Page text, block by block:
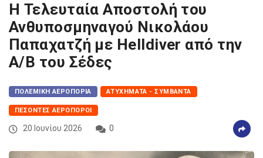
Η Τελευταία Αποστολή του
Ανθυποσμηναγού Νικολάου
Παπαχατζή με Helldiver από την
Α/Β του Σέδες
ΠΟΛΕΜΙΚΉ ΑΕΡΟΠΟΡΊΑ ΑΤΥΧΉΜΑΤΑ - ΣΥΜΒΆΝΤΑ
ΠΕΣΌΝΤΕΣ ΑΕΡΟΠΌΡΟΙ
20 Ιουνίου 2026 0